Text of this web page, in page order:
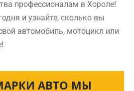
профессионалам в Хороле!
и узнайте, сколько вы
автомобиль, мотоцикл или
АВТО МЫ